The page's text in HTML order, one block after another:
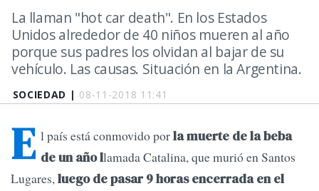
SOCIEDAD | 08-11-2018 11:41
La llaman "hot car death". En los Estados
Unidos alrededor de 40 niños mueren al año
porque sus padres los olvidan al bajar de su
vehículo. Las causas. Situación en la Argentina.
E l país está conmovido porla muerte de la beba
de un año llamada Catalina, que murió en Santos
Lugares,luego de pasar 9 horas encerrada en el